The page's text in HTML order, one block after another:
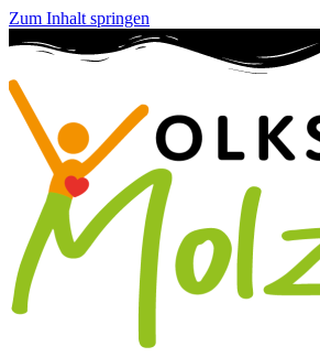
Zum Inhalt springen